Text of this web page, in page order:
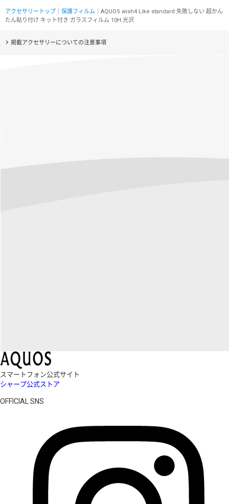
アクセサリートップ 保護フィルム ｜AQUOS wish4 Like standard 失敗しない 超かん
たん貼り付け キット付き ガラスフィルム 10H 光沢
掲載アクセサリーについての注意事項
スマートフォン公式サイト
シャープ公式ストア
OFFICIAL SNS